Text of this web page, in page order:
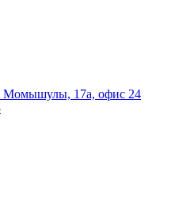
Момышулы, 17а, офис 24